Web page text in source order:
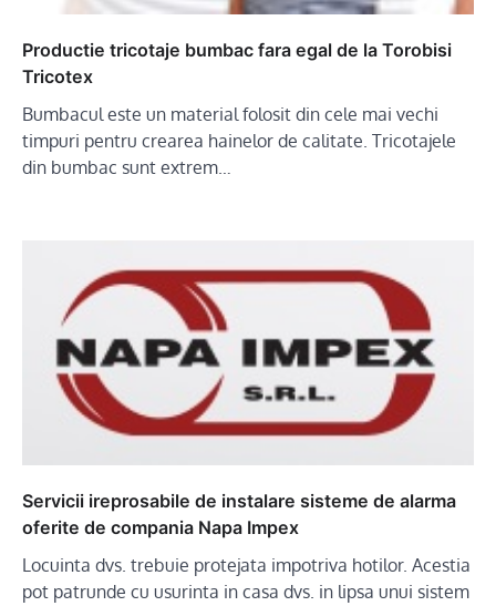
Productie tricotaje bumbac fara egal de la Torobisi
Tricotex
Bumbacul este un material folosit din cele mai vechi
timpuri pentru crearea hainelor de calitate. Tricotajele
din bumbac sunt extrem…
Servicii ireprosabile de instalare sisteme de alarma
oferite de compania Napa Impex
Locuinta dvs. trebuie protejata impotriva hotilor. Acestia
pot patrunde cu usurinta in casa dvs. in lipsa unui sistem